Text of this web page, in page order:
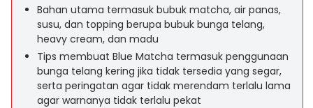
Bahan utama termasuk bubuk matcha, air panas,
susu, dan topping berupa bubuk bunga telang,
heavy cream, dan madu
Tips membuat Blue Matcha termasuk penggunaan
bunga telang kering jika tidak tersedia yang segar,
serta peringatan agar tidak merendam terlalu lama
agar warnanya tidak terlalu pekat